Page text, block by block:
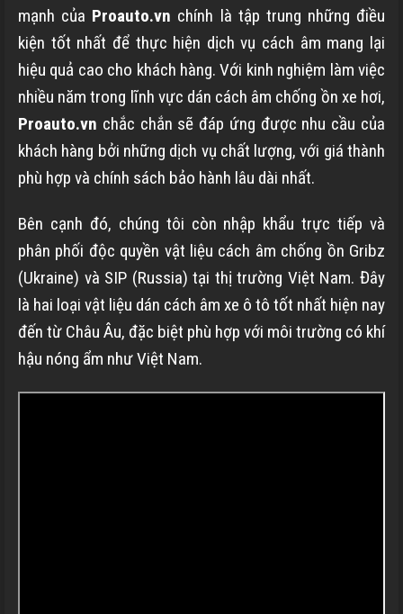
mạnh của Proauto.vn chính là tập trung những điều
kiện tốt nhất để thực hiện dịch vụ cách âm mang lại
hiệu quả cao cho khách hàng. Với kinh nghiệm làm việc
nhiều năm trong lĩnh vực dán cách âm chống ồn xe hơi,
Proauto.vn chắc chắn sẽ đáp ứng được nhu cầu của
khách hàng bởi những dịch vụ chất lượng, với giá thành
phù hợp và chính sách bảo hành lâu dài nhất.
Bên cạnh đó, chúng tôi còn nhập khẩu trực tiếp và
phân phối độc quyền vật liệu cách âm chống ồn Gribz
(Ukraine) và SIP (Russia) tại thị trường Việt Nam. Đây
là hai loại vật liệu dán cách âm xe ô tô tốt nhất hiện nay
đến từ Châu Âu, đặc biệt phù hợp với môi trường có khí
hậu nóng ẩm như Việt Nam.